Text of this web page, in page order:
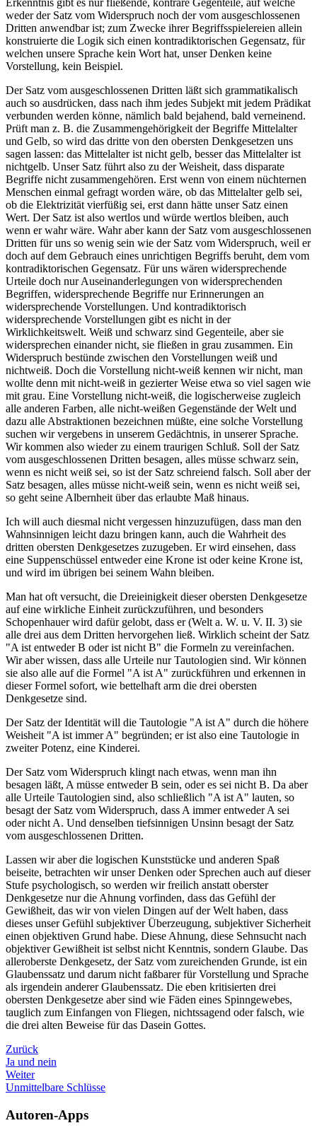
weder der Satz vom Widerspruch noch der vom ausgeschlossenen
Dritten anwendbar ist; zum Zwecke ihrer Begriffsspielereien allein
konstruierte die Logik sich einen kontradiktorischen Gegensatz, für
welchen unsere Sprache kein Wort hat, unser Denken keine
Vorstellung, kein Beispiel.
Der Satz vom ausgeschlossenen Dritten läßt sich grammatikalisch
auch so ausdrücken, dass nach ihm jedes Subjekt mit jedem Prädikat
verbunden werden könne, nämlich bald bejahend, bald verneinend.
Prüft man z. B. die Zusammengehörigkeit der Begriffe Mittelalter
und Gelb, so wird das dritte von den obersten Denkgesetzen uns
sagen lassen: das Mittelalter ist nicht gelb, besser das Mittelalter ist
nichtgelb. Unser Satz führt also zu der Weisheit, dass disparate
Begriffe nicht zusammengehören. Erst wenn von einem nüchternen
Menschen einmal gefragt worden wäre, ob das Mittelalter gelb sei,
ob die Elektrizität vierfüßig sei, erst dann hätte unser Satz einen
Wert. Der Satz ist also wertlos und würde wertlos bleiben, auch
wenn er wahr wäre. Wahr aber kann der Satz vom ausgeschlossenen
Dritten für uns so wenig sein wie der Satz vom Widerspruch, weil er
doch auf dem Gebrauch eines unrichtigen Begriffs beruht, dem vom
kontradiktorischen Gegensatz. Für uns wären widersprechende
Urteile doch nur Auseinanderlegungen von widersprechenden
Begriffen, widersprechende Begriffe nur Erinnerungen an
widersprechende Vorstellungen. Und kontradiktorisch
widersprechende Vorstellungen gibt es nicht in der
Wirklichkeitswelt. Weiß und schwarz sind Gegenteile, aber sie
widersprechen einander nicht, sie fließen in grau zusammen. Ein
Widerspruch bestünde zwischen den Vorstellungen weiß und
nichtweiß. Doch die Vorstellung nicht-weiß kennen wir nicht, man
wollte denn mit nicht-weiß in gezierter Weise etwa so viel sagen wie
mit grau. Eine Vorstellung nicht-weiß, die logischerweise zugleich
alle anderen Farben, alle nicht-weißen Gegenstände der Welt und
dazu alle Abstraktionen bezeichnen müßte, eine solche Vorstellung
suchen wir vergebens in unserem Gedächtnis, in unserer Sprache.
Wir kommen also wieder zu einem traurigen Schluß. Soll der Satz
vom ausgeschlossenen Dritten besagen, alles müsse schwarz sein,
wenn es nicht weiß sei, so ist der Satz schreiend falsch. Soll aber der
Satz besagen, alles müsse nicht-weiß sein, wenn es nicht weiß sei,
so geht seine Albernheit über das erlaubte Maß hinaus.
Ich will auch diesmal nicht vergessen hinzuzufügen, dass man den
Wahnsinnigen leicht dazu bringen kann, auch die Wahrheit des
dritten obersten Denkgesetzes zuzugeben. Er wird einsehen, dass
eine Suppenschüssel entweder eine Krone ist oder keine Krone ist,
und wird im übrigen bei seinem Wahn bleiben.
Man hat oft versucht, die Dreieinigkeit dieser obersten Denkgesetze
auf eine wirkliche Einheit zurückzuführen, und besonders
Schopenhauer wird dafür gelobt, dass er (Welt a. W. u. V. II. 3) sie
alle drei aus dem Dritten hervorgehen ließ. Wirklich scheint der Satz
"A ist entweder B oder ist nicht B" die Formeln zu vereinfachen.
Wir aber wissen, dass alle Urteile nur Tautologien sind. Wir können
sie also alle auf die Formel "A ist A" zurückführen und erkennen in
dieser Formel sofort, wie bettelhaft arm die drei obersten
Denkgesetze sind.
Der Satz der Identität will die Tautologie "A ist A" durch die höhere
Weisheit "A ist immer A" begründen; er ist also eine Tautologie in
zweiter Potenz, eine Kinderei.
Der Satz vom Widerspruch klingt nach etwas, wenn man ihn
besagen läßt, A müsse entweder B sein, oder es sei nicht B. Da aber
alle Urteile Tautologien sind, also schließlich "A ist A" lauten, so
besagt der Satz vom Widerspruch, dass A immer entweder A sei
oder nicht A. Und denselben tiefsinnigen Unsinn besagt der Satz
vom ausgeschlossenen Dritten.
Lassen wir aber die logischen Kunststücke und anderen Spaß
beiseite, betrachten wir unser Denken oder Sprechen auch auf dieser
Stufe psychologisch, so werden wir freilich anstatt oberster
Denkgesetze nur die Ahnung vorfinden, dass das Gefühl der
Gewißheit, das wir von vielen Dingen auf der Welt haben, dass
dieses unser Gefühl subjektiver Überzeugung, subjektiver Sicherheit
einen objektiven Grund habe. Diese Ahnung, diese Sehnsucht nach
objektiver Gewißheit ist selbst nicht Kenntnis, sondern Glaube. Das
alleroberste Denkgesetz, der Satz vom zureichenden Grunde, ist ein
Glaubenssatz und darum nicht faßbarer für Vorstellung und Sprache
als irgendein anderer Glaubenssatz. Die eben kritisierten drei
obersten Denkgesetze aber sind wie Fäden eines Spinngewebes,
tauglich zum Einfangen von Fliegen, nichtssagend oder falsch, wie
die drei alten Beweise für das Dasein Gottes.
Zurück
Ja und nein
Weiter
Unmittelbare Schlüsse
Autoren-Apps